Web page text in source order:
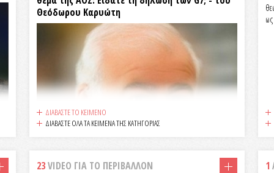
Θεόδωρου Καρυώτη
ΔΙΑΒΑΣΤΕ ΤΟ ΚΕΙΜΕΝΟ
ΔΙΑΒΑΣΤΕ ΟΛΑ ΤΑ ΚΕΙΜΕΝΑ ΤΗΣ ΚΑΤΗΓΟΡΙΑΣ
23VIDEO ΓΙΑ ΤΟ ΠΕΡΙΒΑΛΛΟN 1